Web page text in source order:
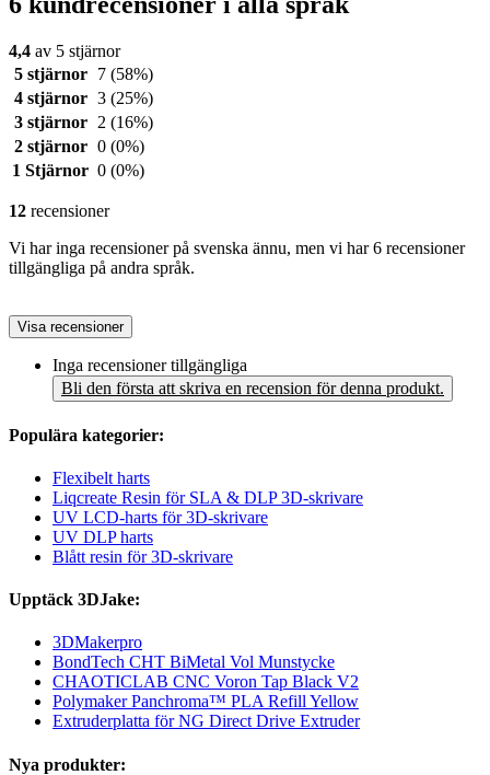
4,4 av 5 stjärnor
5 stjärnor
7 (58%)
4 stjärnor 3 (25%)
3 stjärnor
2 (16%)
2 stjärnor 0 (0%)
1 Stjärnor 0 (0%)
12 recensioner
Vi har inga recensioner på svenska ännu, men vi har 6 recensioner
tillgängliga på andra språk.
Visa recensioner
Inga recensioner tillgängliga
Bli den första att skriva en recension för denna produkt.
Populära kategorier:
Flexibelt harts
Liqcreate Resin för SLA & DLP 3D-skrivare
UV LCD-harts för 3D-skrivare
UV DLP harts
Blått resin för 3D-skrivare
Upptäck 3DJake:
3DMakerpro
BondTech CHT BiMetal Vol Munstycke
CHAOTICLAB CNC Voron Tap Black V2
Polymaker Panchroma™ PLA Refill Yellow
Extruderplatta för NG Direct Drive Extruder
Nya produkter: